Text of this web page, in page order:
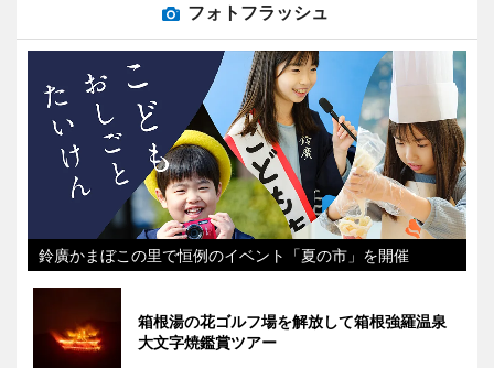
フォトフラッシュ
鈴廣かまぼこの里で恒例のイベント「夏の市」を開催
箱根湯の花ゴルフ場を解放して箱根強羅温泉
大文字焼鑑賞ツアー